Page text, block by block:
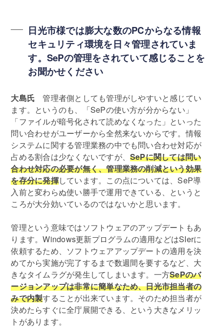
日光市様では膨大な数のPCからなる情報
セキュリティ環境を日々管理されていま
す。SePの管理をされていて感じることを
お聞かせください
大島氏 管理者側としても管理がしやすいと感じてい
ます。というのも、「SePの使い方が分からない」
「ファイルが暗号化されて読めなくなった」といった
問い合わせがユーザーから全然来ないからです。情報
システムに関する管理業務の中でも問い合わせ対応が
占める割合は少なくないですが、SePに関しては問い
合わせ対応の必要が無く、管理業務の削減という効果
を存分に発揮しています。この点については、SeP導
入前と変わらぬ使い勝手で運用できている、というと
ころが大分効いているのではないかと思います。
管理という意味ではソフトウェアのアップデートもあ
ります。Windows更新プログラムの適用などはSIerに
依頼するため、ソフトウェアアップデートの適用を決
めてから実施が完了するまで数週間を要するなど、大
きなタイムラグが発生してしまいます。一方SePのバ
ージョンアップは非常に簡単なため、日光市担当者の
みで内製することが出来ています。そのため担当者が
決めたらすぐに全庁展開できる、という大きなメリッ
トがあります。